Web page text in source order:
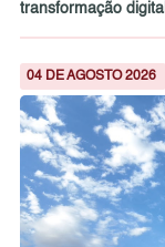
transformação
04 DE AGOSTO 2026